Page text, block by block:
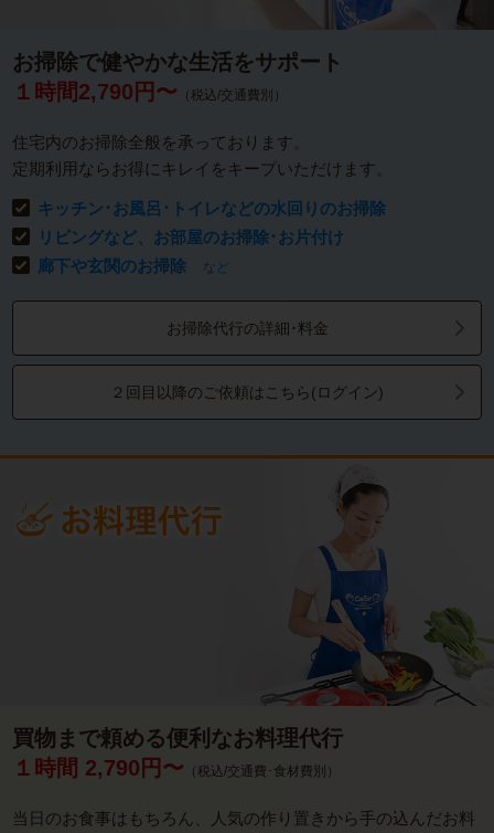
お掃除で健やかな生活をサポート
１時間2,790円〜 （税込/交通費別）
住宅内のお掃除全般を承っております。
定期利用ならお得にキレイをキープいただけます。
キッチン･お風呂･トイレなどの水回りのお掃除
リビングなど、お部屋のお掃除･お片付け
廊下や玄関のお掃除
など
お掃除代行の詳細･料金
２回目以降のご依頼はこちら(ログイン)
買物まで頼める便利なお料理代行
１時間 2,790円〜 （税込/交通費･食材費別）
当日のお食事はもちろん、人気の作り置きから手の込んだお料